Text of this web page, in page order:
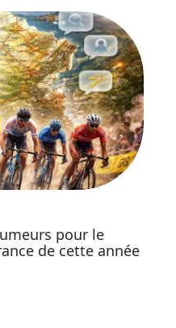
pour le
de cette année